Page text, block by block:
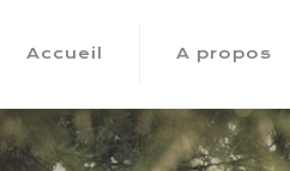
Accueil A propos